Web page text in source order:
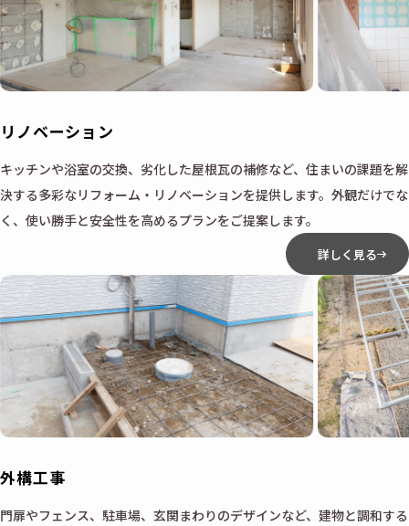
リノベーション
キッチンや浴室の交換、劣化した屋根瓦の補修など、住まいの課題を解
決する多彩なリフォーム・リノベーションを提供します。外観だけでな
く、使い勝手と安全性を高めるプランをご提案します。
詳しく見る
外構工事
門扉やフェンス、駐車場、玄関まわりのデザインなど、建物と調和する